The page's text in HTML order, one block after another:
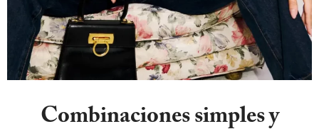
Combinaciones simples y